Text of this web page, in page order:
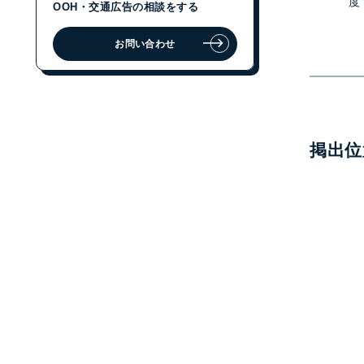
ジェイアール東日本企画に
OOH・交通広告の相談をする
掲出
OOH・交通広告の相談をする
お問い合わせ